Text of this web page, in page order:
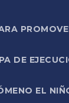
DE
EL